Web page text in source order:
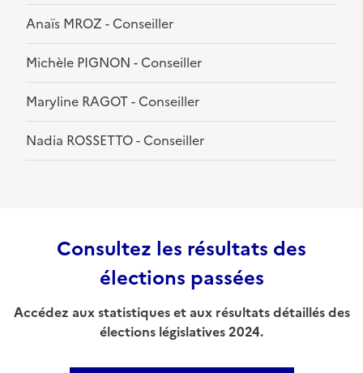
Anaïs MROZ - Conseiller
Michèle PIGNON - Conseiller
Maryline RAGOT - Conseiller
Nadia ROSSETTO - Conseiller
Consultez les résultats des
élections passées
Accédez aux statistiques et aux résultats détaillés des
élections législatives 2024.